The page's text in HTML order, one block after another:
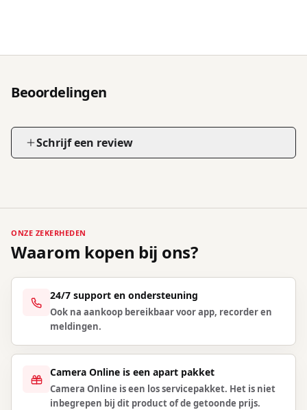
Beoordelingen
Schrijf een review
ONZE ZEKERHEDEN
Waarom kopen bij ons?
24/7 support en ondersteuning
Ook na aankoop bereikbaar voor app, recorder en
meldingen.
Camera Online is een apart pakket
Camera Online is een los servicepakket. Het is niet
inbegrepen bij dit product of de getoonde prijs.